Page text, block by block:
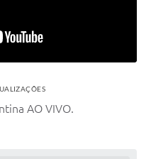
AO VIVO.